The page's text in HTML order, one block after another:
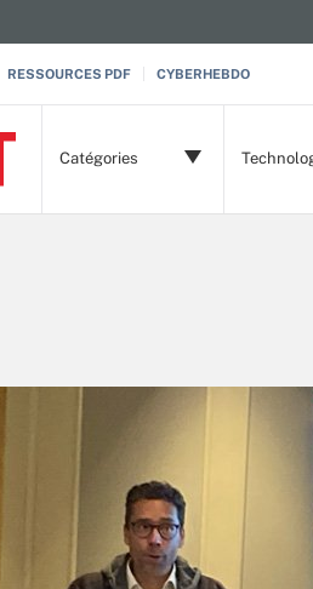
RESSOURCES PDF CYBERHEBDO
Catégories